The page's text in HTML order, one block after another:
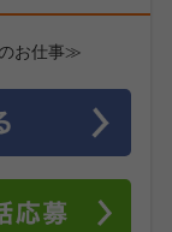
お仕事≫